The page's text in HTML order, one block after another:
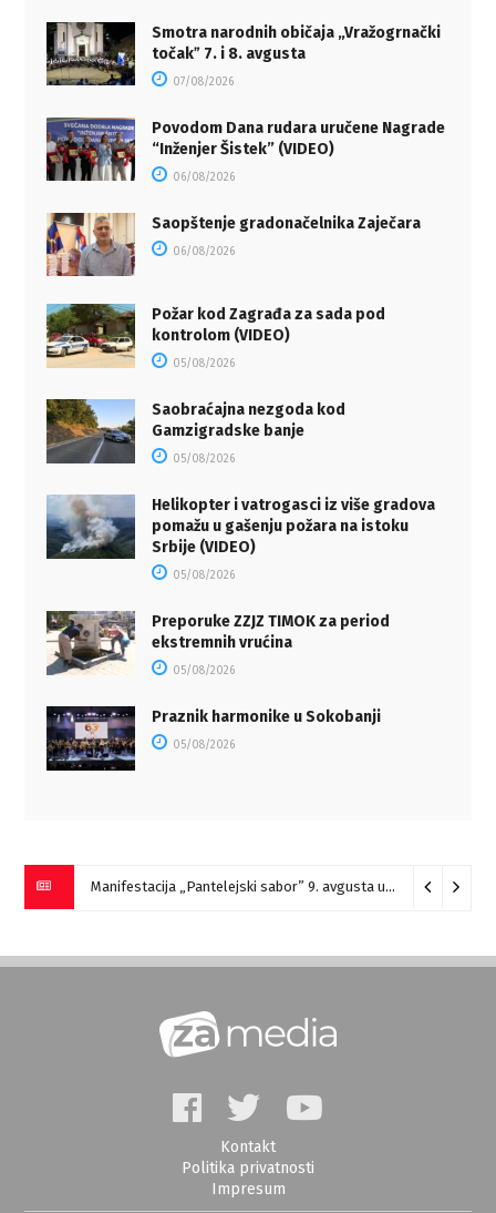
Smotra narodnih običaja „Vražogrnački
točakˮ 7. i 8. avgusta
07/08/2026
Povodom Dana rudara uručene Nagrade
“Inženjer Šistek” (VIDEO)
06/08/2026
Saopštenje gradonačelnika Zaječara
06/08/2026
Požar kod Zagrađa za sada pod
kontrolom (VIDEO)
05/08/2026
Saobraćajna nezgoda kod
Gamzigradske banje
05/08/2026
Helikopter i vatrogasci iz više gradova
pomažu u gašenju požara na istoku
Srbije (VIDEO)
05/08/2026
Preporuke ZZJZ TIMOK za period
ekstremnih vrućina
05/08/2026
Praznik harmonike u Sokobanji
05/08/2026
Manifestacija „Pantelejski sabor” 9. avgusta u Marinovcu
Kontakt
Politika privatnosti
Impresum